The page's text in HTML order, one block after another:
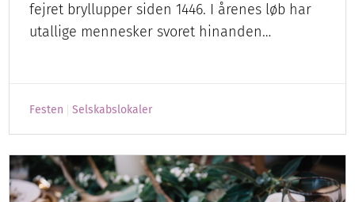
fejret bryllupper siden 1446. I årenes løb har
utallige mennesker svoret hinanden…
Festen Selskabslokaler